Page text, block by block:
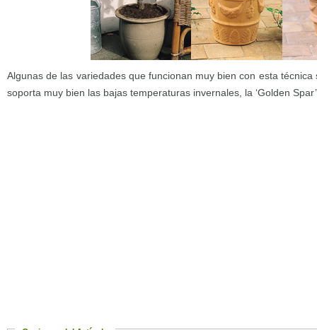
Algunas de las variedades que funcionan muy bien con esta técnica
soporta muy bien las bajas temperaturas invernales, la ‘Golden